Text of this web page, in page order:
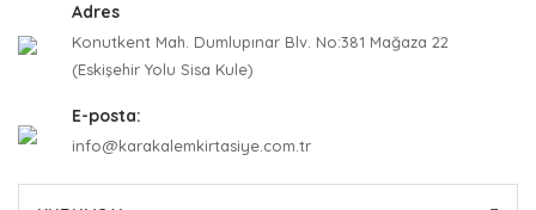
Adres
Konutkent Mah. Dumlupınar Blv. No:381 Mağaza 22
(Eskişehir Yolu Sisa Kule)
E-posta:
info@karakalemkirtasiye.com.tr